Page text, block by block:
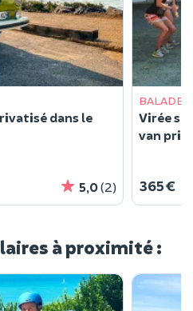
dans le
5,0(2)
BALADE
Virée
van
365 €
à proximité :